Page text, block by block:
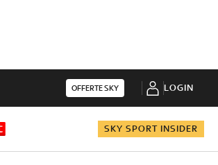
OFFERTE SKY LOGIN
SKY SPORT INSIDER